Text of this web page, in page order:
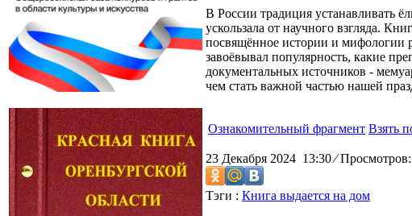
В России традиция устанавливать
ускользала от научного взгляда.
посвящённое истории и мифологии
завоёвывал популярность, какие
документальных источников -
чем стать важной частью нашей
Ознакомительный фрагмент Взять
23 Декабря 2024 13:30⁄
Тэги : Книга выдается на дом